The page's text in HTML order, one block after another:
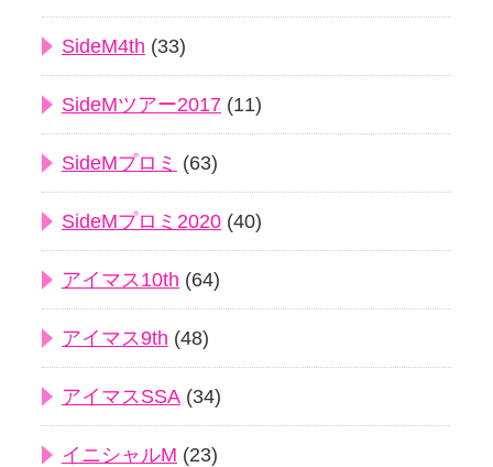
SideM4th (33)
SideMツアー2017 (11)
SideMプロミ (63)
SideMプロミ2020 (40)
アイマス10th (64)
アイマス9th (48)
アイマスSSA (34)
イニシャルM (23)